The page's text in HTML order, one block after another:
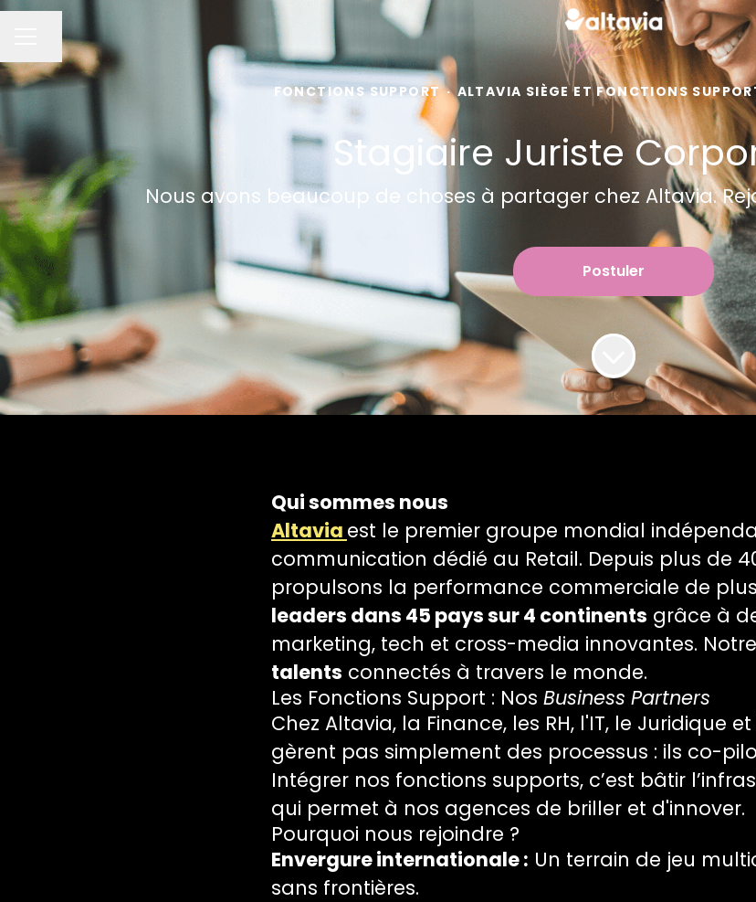
MENU CARRIÈRE
Partager la page
FONCTIONS SUPPORT · ALTAVIA SIÈGE ET FONCTIONS
Stagiaire Juriste
Nous avons beaucoup de choses à partager chez Altavia.
Postuler
Qui sommes nous
Altavia est le premier groupe mondial
communication dédié au Retail. Depuis plus de
propulsons la performance commerciale de
leaders dans 45 pays sur 4 continents grâce à
marketing, tech et cross-media innovantes.
talents connectés à travers le monde.
Les Fonctions Support : Nos Business Partners
Chez Altavia, la Finance, les RH, l'IT, le Juridique
gèrent pas simplement des processus : ils co-
Intégrer nos fonctions supports, c’est bâtir
qui permet à nos agences de briller et d'innover.
Pourquoi nous rejoindre ?
Envergure internationale : Un terrain de jeu
sans frontières.